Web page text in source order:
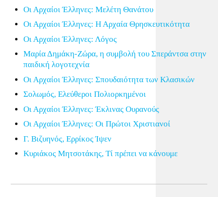
Οι Αρχαίοι Έλληνες: Μελέτη Θανάτου
Οι Αρχαίοι Έλληνες: Η Αρχαία Θρησκευτικότητα
Οι Αρχαίοι Έλληνες: Λόγος
Μαρία Δημάκη-Ζώρα, η συμβολή του Σπεράντσα στην
παιδική λογοτεχνία
Οι Αρχαίοι Έλληνες: Σπουδαιότητα των Κλασικών
Σολωμός, Ελεύθεροι Πολιορκημένοι
Οι Αρχαίοι Έλληνες: Έκλινας Ουρανούς
Οι Αρχαίοι Έλληνες: Οι Πρώτοι Χριστιανοί
Γ. Βιζυηνός, Ερρίκος Ίψεν
Κυριάκος Μητσοτάκης, Τί πρέπει να κάνουμε